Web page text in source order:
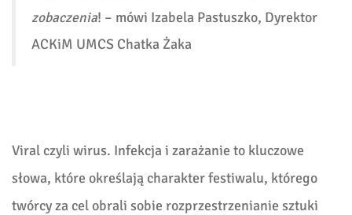
zobaczenia! – mówi Izabela Pastuszko, Dyrektor
ACKiM UMCS Chatka Żaka
Viral czyli wirus. Infekcja i zarażanie to kluczowe
słowa, które określają charakter festiwalu, którego
twórcy za cel obrali sobie rozprzestrzenianie sztuki